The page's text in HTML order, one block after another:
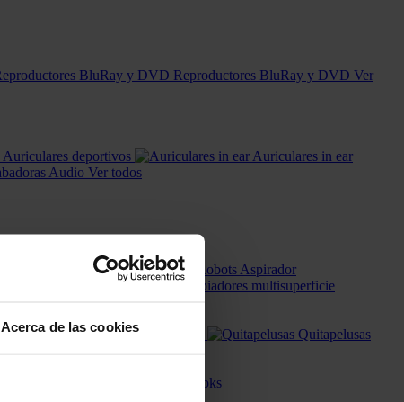
Acerca de las cookies
Reproductores BluRay y DVD Ver
Auriculares deportivos
Auriculares in ear
Audio Ver todos
Robots Aspirador
Limpiadores multisuperficie
Accesorios Planchado
Quitapelusas
Sartenes y Woks